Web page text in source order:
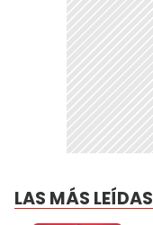
LAS MÁS LEÍDAS